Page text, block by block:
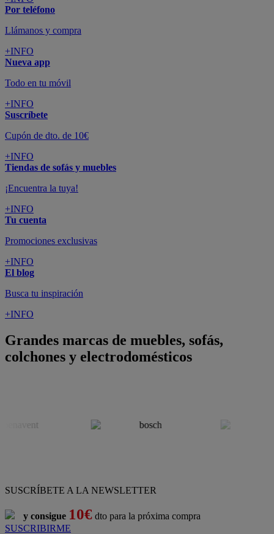
Por teléfono
Llámanos y compra
+INFO
Nueva app
Todo en tu móvil
+INFO
Suscríbete
Cupón de dto. de 10€
+INFO
Tiendas de sofás y muebles
¡Encuentra la tuya!
+INFO
Tu cuenta
Promociones exclusivas
+INFO
El blog
Busca tu inspiración
+INFO
Grandes marcas de muebles, sofás,
colchones y electrodomésticos
SUSCRÍBETE A LA NEWSLETTER
y consigue 10€ dto para la próxima compra
SUSCRIBIRME